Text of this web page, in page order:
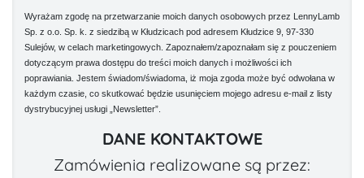
Wyrażam zgodę na przetwarzanie moich danych osobowych przez LennyLamb
Sp. z o.o. Sp. k. z siedzibą w Kłudzicach pod adresem Kłudzice 9, 97-330
Sulejów, w celach marketingowych. Zapoznałem/zapoznałam się z pouczeniem
dotyczącym prawa dostępu do treści moich danych i możliwości ich
poprawiania. Jestem świadom/świadoma, iż moja zgoda może być odwołana w
każdym czasie, co skutkować będzie usunięciem mojego adresu e-mail z listy
dystrybucyjnej usługi „Newsletter”.
DANE KONTAKTOWE
Zamówienia realizowane są przez: